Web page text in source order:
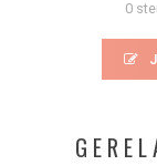
0